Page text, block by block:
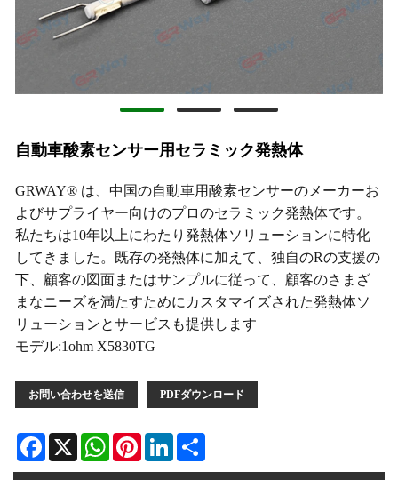
自動車酸素センサー用セラミック発熱体
GRWAY® は、中国の自動車用酸素センサーのメーカーお
よびサプライヤー向けのプロのセラミック発熱体です。
私たちは10年以上にわたり発熱体ソリューションに特化
してきました。既存の発熱体に加えて、独自のRの支援の
下、顧客の図面またはサンプルに従って、顧客のさまざ
まなニーズを満たすためにカスタマイズされた発熱体ソ
リューションとサービスも提供します
モデル:1ohm X5830TG
お問い合わせを送信 PDFダウンロード
Facebook
X WhatsAppPinterestLinkedIn